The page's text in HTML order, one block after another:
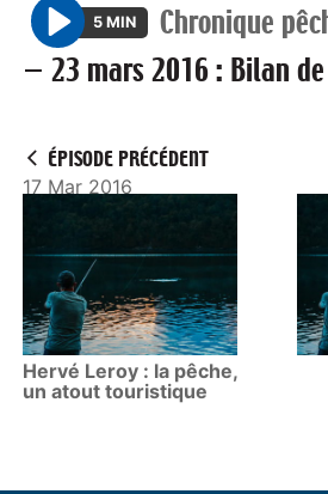
P
l
5 MIN
Chronique
—23 mars 2016 : Bilan
ÉPISODE PRÉCÉDENT
17 Mar 2016
Hervé Leroy : la pêche,
un atout touristique